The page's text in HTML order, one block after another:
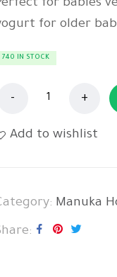
for babies
for older
740 IN STOCK
Add to wishlist